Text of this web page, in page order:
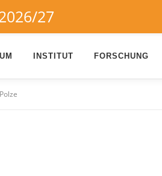
INSTITUT FORSCHUNG
27